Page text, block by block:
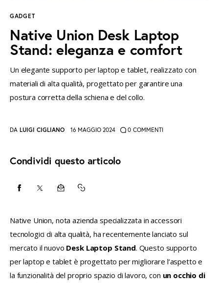
instagrammthreads twitter-
x
GADGET
Native Union Desk Laptop
Stand: eleganza e comfort
Un elegante supporto per laptop e tablet, realizzato con
materiali di alta qualità, progettato per garantire una
postura corretta della schiena e del collo.
DA LUIGI CIGLIANO 16 MAGGIO 2024 0 COMMENTI
Condividi questo articolo
CONDIVIDI
FACEBOOK
CONDIVIDI
X
CONDIVIDI
EMAIL
COPY
TO
CLIPBOARD
Native Union, nota azienda specializzata in accessori
tecnologici di alta qualità, ha recentemente lanciato sul
mercato il nuovo Desk Laptop Stand. Questo supporto
per laptop e tablet è progettato per migliorare l’aspetto e
la funzionalità del proprio spazio di lavoro, con un occhio di